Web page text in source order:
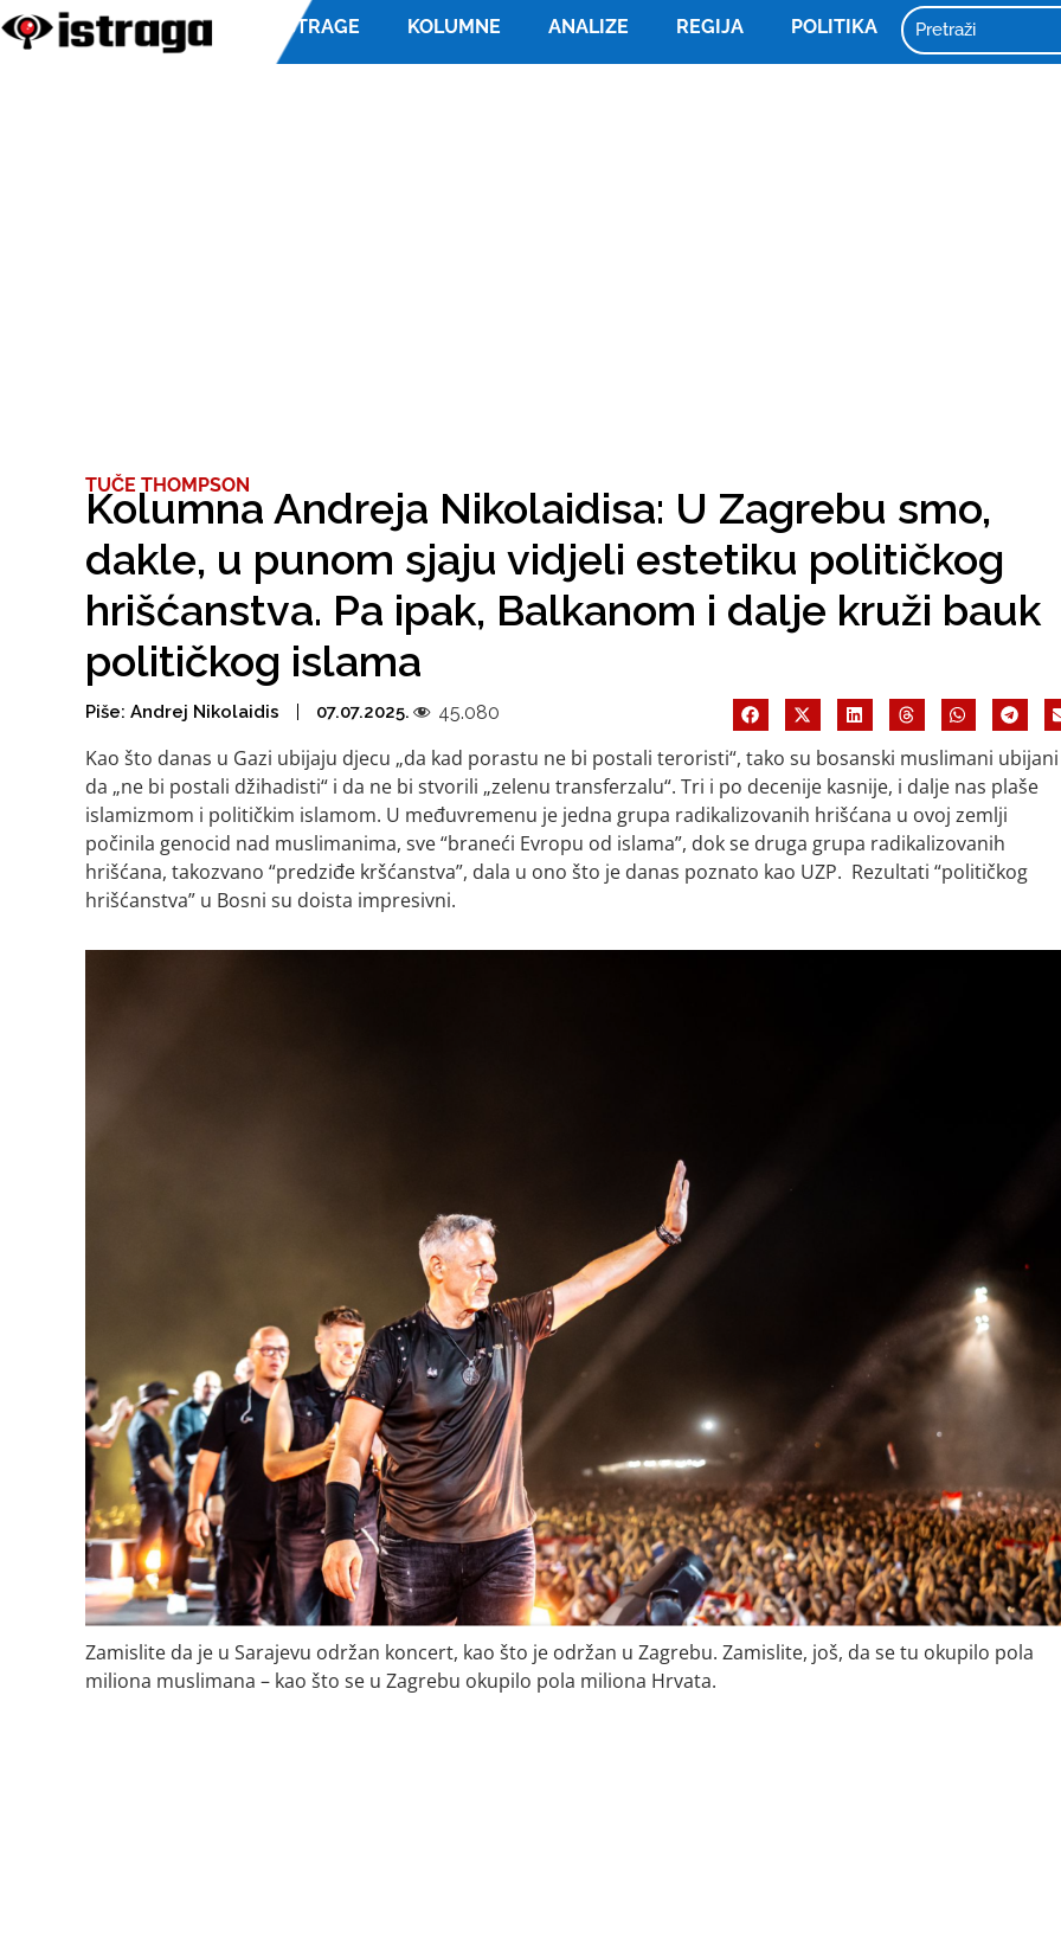
ISTRAGE KOLUMNE ANALIZE REGIJA POLITIKA
TUČE THOMPSON
Kolumna Andreja Nikolaidisa: U Zagrebu smo,
dakle, u punom sjaju vidjeli estetiku političkog
hrišćanstva. Pa ipak, Balkanom i dalje kruži bauk
političkog islama
Piše: Andrej Nikolaidis 07.07.2025. 45.080
Kao što danas u Gazi ubijaju djecu „da kad porastu ne bi postali teroristi“, tako su bosanski muslimani ubijani
da „ne bi postali džihadisti“ i da ne bi stvorili „zelenu transferzalu“. Tri i po decenije kasnije, i dalje nas plaše
islamizmom i političkim islamom. U međuvremenu je jedna grupa radikalizovanih hrišćana u ovoj zemlji
počinila genocid nad muslimanima, sve “braneći Evropu od islama”, dok se druga grupa radikalizovanih
hrišćana, takozvano “predziđe kršćanstva”, dala u ono što je danas poznato kao UZP. Rezultati “političkog
hrišćanstva” u Bosni su doista impresivni.
Zamislite da je u Sarajevu održan koncert, kao što je održan u Zagrebu. Zamislite, još, da se tu okupilo pola
miliona muslimana – kao što se u Zagrebu okupilo pola miliona Hrvata.